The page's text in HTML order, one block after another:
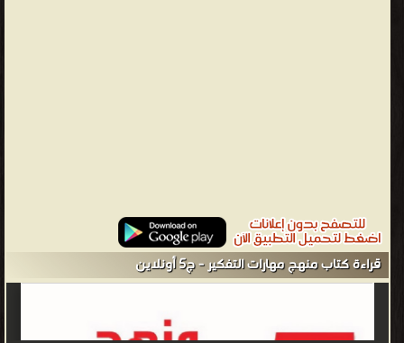
قراءة كتاب منهج مهارات التفكير - ج5 أونلاين